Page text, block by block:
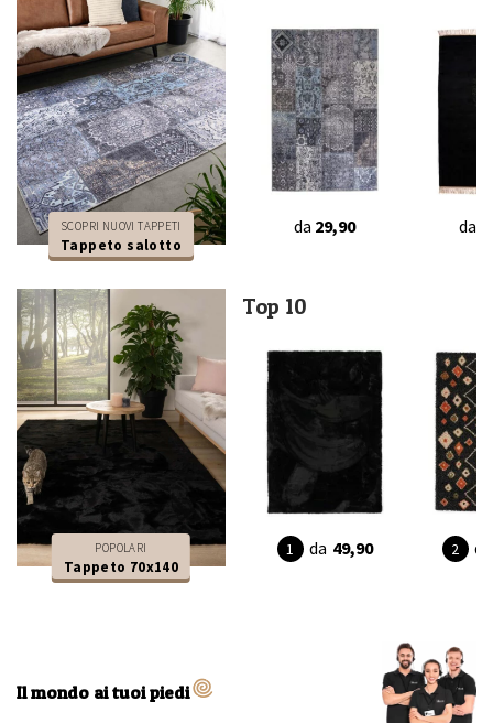
SCOPRI NUOVI TAPPETI
Tappeto salotto
da 29,90 da
POPOLARI
Tappeto 70x140
Top 10
da 49,90 da
Il mondo ai tuoi piedi